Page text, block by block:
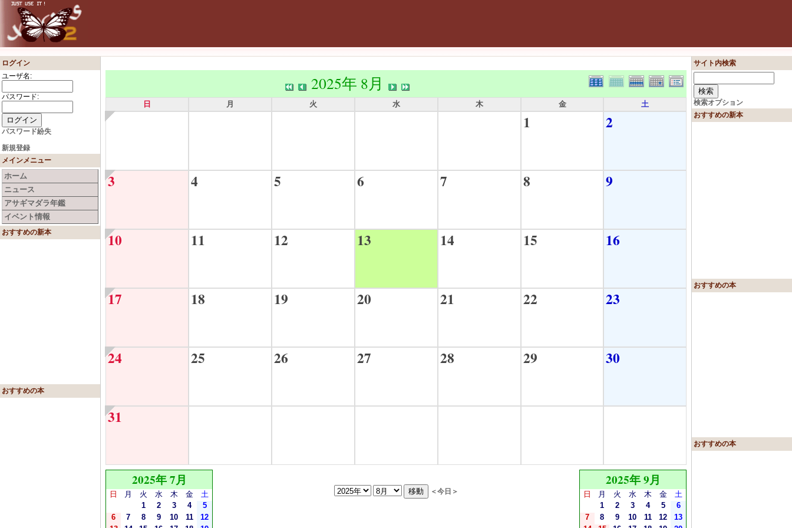
ログイン
ユーザ名:
パスワード:
パスワード紛失
新規登録
メインメニュー
ホーム
ニュース
アサギマダラ年鑑
イベント情報
おすすめの新本
おすすめの本
2025年 8月
日 月 火 水 木 金 土
1 2
3 4 5 6 7 8 9
10 11 12 13 14 15 16
17 18 19 20 21 22 23
24 25 26 27 28 29 30
31
＜今日＞
2025年 7月
日 月 火 水 木 金
土
1
2 3 4
5
6
7 8 9 10 11
12
2025年 9月
日 月 火 水 木 金
土
1
2 3 4 5
6
7
8 9 10 11 12
13
サイト内検索
検索オプション
おすすめの新本
おすすめの本
おすすめの本